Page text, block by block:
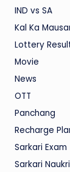
IND vs SA
Kal Ka
Lottery
Movie
News
OTT
Panchang
Recharge
Sarkari Exam
Sarkari Naukri